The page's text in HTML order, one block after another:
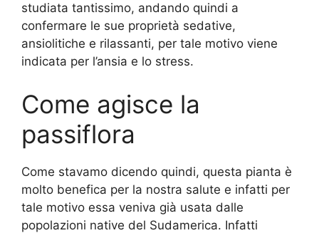
studiata tantissimo, andando quindi a
confermare le sue proprietà sedative,
ansiolitiche e rilassanti, per tale motivo viene
indicata per l’ansia e lo stress.
Come agisce la
passiflora
Come stavamo dicendo quindi, questa pianta è
molto benefica per la nostra salute e infatti per
tale motivo essa veniva già usata dalle
popolazioni native del Sudamerica. Infatti